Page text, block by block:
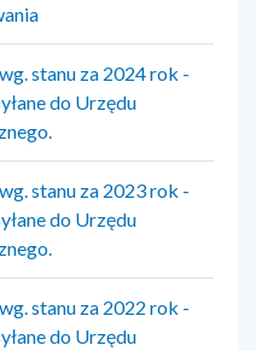
stanu za 2024 rok -
do Urzędu
stanu za 2023 rok -
do Urzędu
stanu za 2022 rok -
do Urzędu